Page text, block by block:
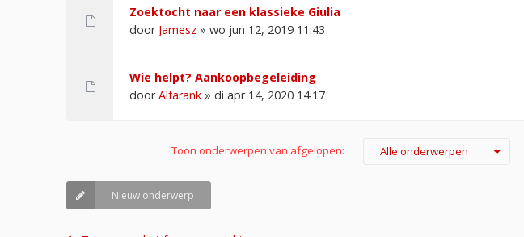
Zoektocht naar een klassieke Giulia
door Jamesz » wo jun 12, 2019 11:43
Wie helpt? Aankoopbegeleiding
doorAlfarank » di apr 14, 2020 14:17
Toon onderwerpen van afgelopen: Alle onderwerpen
Nieuw onderwerp